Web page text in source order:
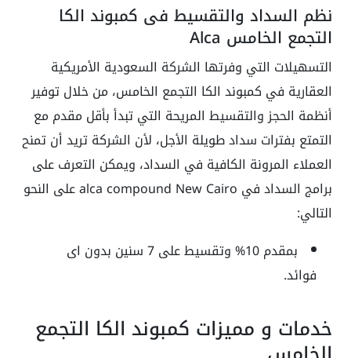
نظم السداد والتقسيط فى كمبوند الكا
التجمع الخامس Alca
التسهيلات التي وفرتها الشركة السعودية الأمريكية
العقارية في كمبوند الكا التجمع الخامس، من خلال توفير
أنظمة الحجز والتقسيط المريحة التي تبدأ بأقل مقدم مع
التمتع بفترات سداد طويلة الأجل، لأن الشركة تريد أن تمنح
العملاء المرونة الكافية في السداد، ويمكن التعرف على
برامج السداد في alca compound New Cairo على النحو
التالي:
بمقدم 10% وتقسيط على 7 سنين بدون اى
فوائد.
خدمات و مميزات كمبوند الكا التجمع